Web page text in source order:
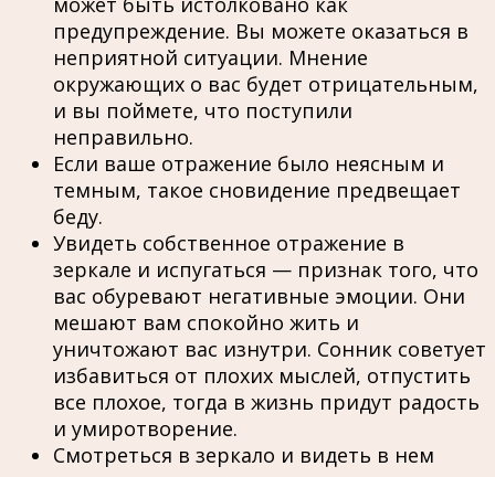
предупреждение. Вы можете оказаться в
неприятной ситуации. Мнение
окружающих о вас будет отрицательным,
и вы поймете, что поступили
неправильно.
Если ваше отражение было неясным и
темным, такое сновидение предвещает
беду.
Увидеть собственное отражение в
зеркале и испугаться — признак того, что
вас обуревают негативные эмоции. Они
мешают вам спокойно жить и
уничтожают вас изнутри. Сонник советует
избавиться от плохих мыслей, отпустить
все плохое, тогда в жизнь придут радость
и умиротворение.
Смотреться в зеркало и видеть в нем